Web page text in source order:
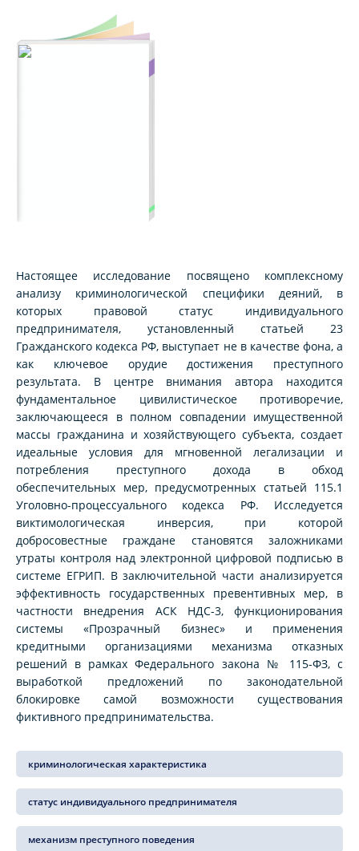
Настоящее исследование посвящено комплексному
анализу криминологической специфики деяний, в
которых правовой статус индивидуального
предпринимателя, установленный статьей 23
Гражданского кодекса РФ, выступает не в качестве фона, а
как ключевое орудие достижения преступного
результата. В центре внимания автора находится
фундаментальное цивилистическое противоречие,
заключающееся в полном совпадении имущественной
массы гражданина и хозяйствующего субъекта, создает
идеальные условия для мгновенной легализации и
потребления преступного дохода в обход
обеспечительных мер, предусмотренных статьей 115.1
Уголовно-процессуального кодекса РФ. Исследуется
виктимологическая инверсия, при которой
добросовестные граждане становятся заложниками
утраты контроля над электронной цифровой подписью в
системе ЕГРИП. В заключительной части анализируется
эффективность государственных превентивных мер, в
частности внедрения АСК НДС-3, функционирования
системы «Прозрачный бизнес» и применения
кредитными организациями механизма отказных
решений в рамках Федерального закона № 115-ФЗ, с
выработкой предложений по законодательной
блокировке самой возможности существования
фиктивного предпринимательства.
криминологическая характеристика
статус индивидуального предпринимателя
механизм преступного поведения